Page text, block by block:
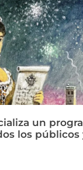
un
los públicos